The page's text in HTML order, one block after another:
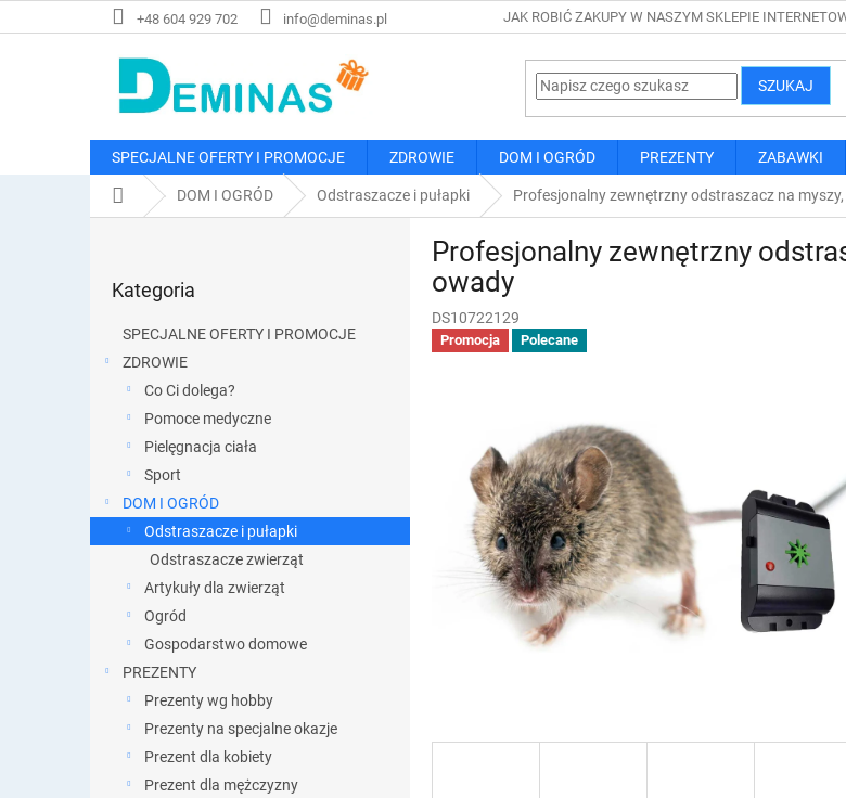
do
+48 604 929 702 info@deminas.pl JAK ROBIĆ ZAKUPY W NASZYM SKLEPIE
SZUKAJ
SPECJALNE OFERTY I PROMOCJE ZDROWIE DOM I OGRÓD PREZENTY ZABAWKI
Home DOM I OGRÓD Odstraszacze i pułapki Profesjonalny zewnętrzny odstraszacz na
kategorie
Kategoria
SPECJALNE OFERTY I PROMOCJE
ZDROWIE
Co Ci dolega?
Pomoce medyczne
Pielęgnacja ciała
Sport
DOM I OGRÓD
Odstraszacze i pułapki
Odstraszacze zwierząt
Artykuły dla zwierząt
Ogród
Gospodarstwo domowe
PREZENTY
Prezenty wg hobby
Prezenty na specjalne okazje
Prezent dla kobiety
Prezent dla mężczyzny
Profesjonalny zewnętrzny
owady
DS10722129
Promocja Polecane